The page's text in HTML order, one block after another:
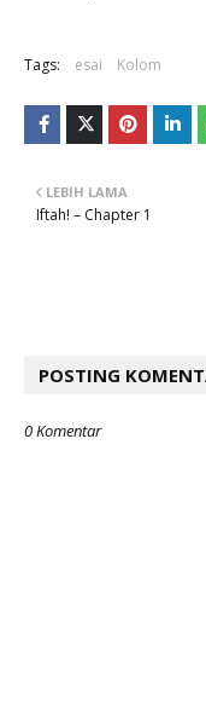
Tags: esai Kolom
LEBIH LAMA
Iftah! – Chapter 1
POSTING
0 Komentar